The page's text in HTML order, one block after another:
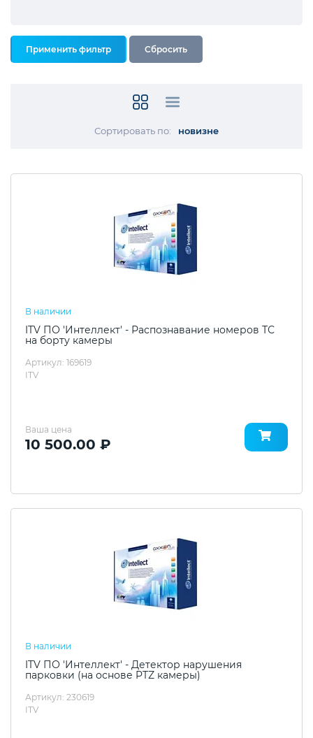
Сортировать по: новизне
В наличии
ITV ПО 'Интеллект' - Распознавание номеров ТС
на борту камеры
Артикул: 169619
ITV
Ваша цена
10 500.00 ₽
В наличии
ITV ПО 'Интеллект' - Детектор нарушения
парковки (на основе PTZ камеры)
Артикул: 230619
ITV